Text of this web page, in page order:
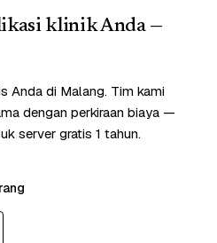
klinik Anda —
Anda di Malang. Tim kami
dengan perkiraan biaya —
server gratis 1 tahun.